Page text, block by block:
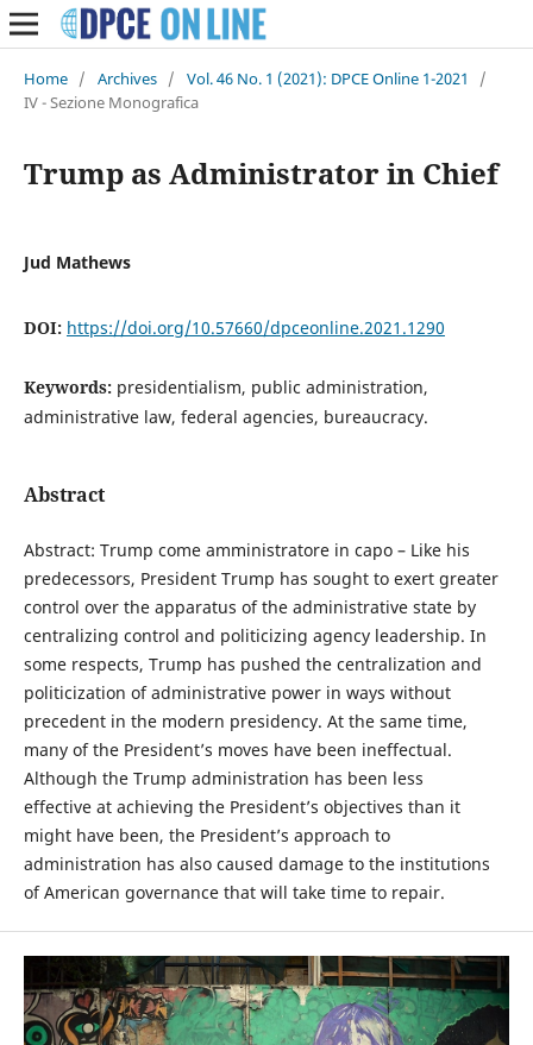
Home / Archives / Vol. 46 No. 1 (2021): DPCE Online 1-2021
/
IV - Sezione Monografica
Trump as Administrator in Chief
Jud Mathews
DOI: https://doi.org/10.57660/dpceonline.2021.1290
Keywords: presidentialism, public administration,
administrative law, federal agencies, bureaucracy.
Abstract
Abstract: Trump come amministratore in capo – Like his
predecessors, President Trump has sought to exert greater
control over the apparatus of the administrative state by
centralizing control and politicizing agency leadership. In
some respects, Trump has pushed the centralization and
politicization of administrative power in ways without
precedent in the modern presidency. At the same time,
many of the President’s moves have been ineffectual.
Although the Trump administration has been less
effective at achieving the President’s objectives than it
might have been, the President’s approach to
administration has also caused damage to the institutions
of American governance that will take time to repair.